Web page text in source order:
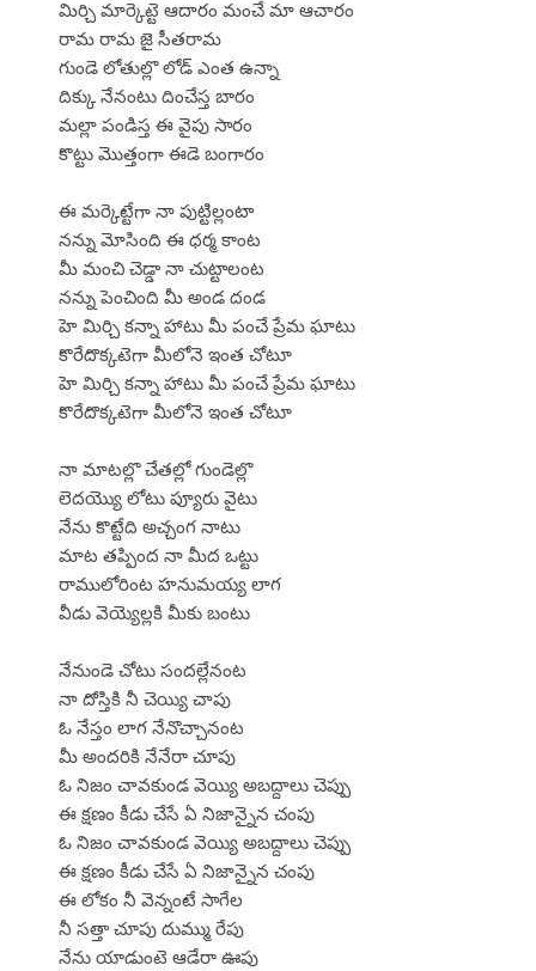
మిర్చి మార్కెట్టె ఆదారం మంచే మా ఆచారం
రామ రామ జై సీతరామ
గుండె లోతుల్లొ లోడ్ ఎంత ఉన్నా
దిక్కు నేనంటు దించేస్త బారం
మల్లా పండిస్త ఈ వైపు సారం
కొట్టు మొత్తంగా ఈడె బంగారం
ఈ మర్కెట్టేగా నా పుట్టిల్లంటా
నన్ను మోసింది ఈ ధర్మ కాంట
మీ మంచి చెడ్డా నా చుట్టాలంట
నన్ను పెంచింది మీ అండ దండ
హె మిర్చి కన్నా హాటు మీ పంచే ప్రేమ ఘాటు
కొరేదొక్కటెగా మీలోనె ఇంత చోటూ
హె మిర్చి కన్నా హాటు మీ పంచే ప్రేమ ఘాటు
కొరేదొక్కటెగా మీలోనె ఇంత చోటూ
నా మాటల్లొ చేతల్లో గుండెల్లొ
లెదయ్యొ లోటు ప్యూరు వైటు
నేను కొట్టేది అచ్చంగ నాటు
మాట తప్పింద నా మీద ఒట్టు
రాములోరింట హనుమయ్య లాగ
వీడు వెయ్యెల్లకి మీకు బంటు
నేనుండె చోటు సందల్లేనంట
నా దోస్తికి నీ చెయ్యి చాపు
ఓ నేస్తం లాగ నేనొచ్చానంట
మీ అందరికి నేనేరా చూపు
ఓ నిజం చావకుండ వెయ్యి అబద్దాలు చెప్పు
ఈ క్షణం కీడు చేసే ఏ నిజాన్నైన చంపు
ఓ నిజం చావకుండ వెయ్యి అబద్దాలు చెప్పు
ఈ క్షణం కీడు చేసే ఏ నిజాన్నైన చంపు
ఈ లోకం నీ వెన్నంటే సాగేల
నీ సత్తా చూపు దుమ్ము రేపు
నేను యాడుంటె ఆడేరా ఊపు